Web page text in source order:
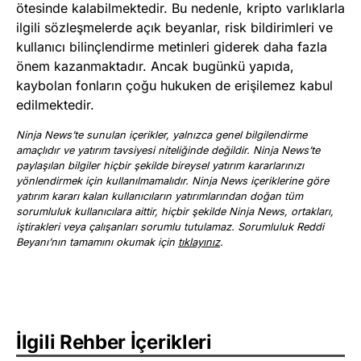
ötesinde kalabilmektedir. Bu nedenle, kripto varlıklarla
ilgili sözleşmelerde açık beyanlar, risk bildirimleri ve
kullanıcı bilinçlendirme metinleri giderek daha fazla
önem kazanmaktadır. Ancak bugünkü yapıda,
kaybolan fonların çoğu hukuken de erişilemez kabul
edilmektedir.
Ninja News’te sunulan içerikler, yalnızca genel bilgilendirme
amaçlıdır ve yatırım tavsiyesi niteliğinde değildir. Ninja News’te
paylaşılan bilgiler hiçbir şekilde bireysel yatırım kararlarınızı
yönlendirmek için kullanılmamalıdır. Ninja News içeriklerine göre
yatırım kararı kalan kullanıcıların yatırımlarından doğan tüm
sorumluluk kullanıcılara aittir, hiçbir şekilde Ninja News, ortakları,
iştirakleri veya çalışanları sorumlu tutulamaz. Sorumluluk Reddi
Beyanı’nın tamamını okumak için tıklayınız.
İlgili Rehber İçerikleri